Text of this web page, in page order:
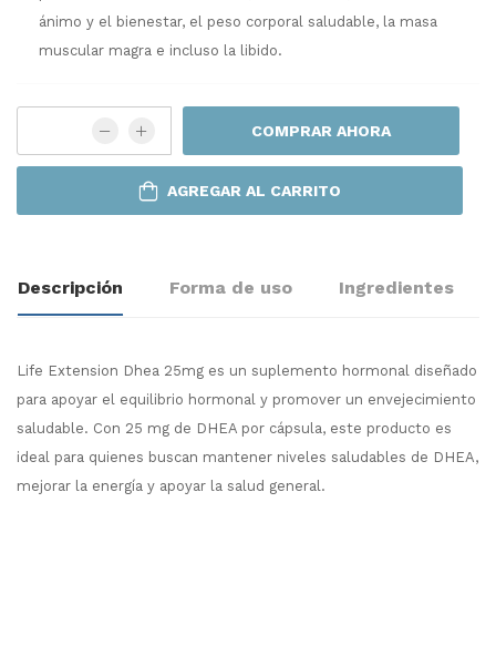
ánimo y el bienestar, el peso corporal saludable, la masa
muscular magra e incluso la libido.
COMPRAR AHORA
AGREGAR AL CARRITO
Descripción Forma de uso Ingredientes
Life Extension Dhea 25mg es un suplemento hormonal diseñado
para apoyar el equilibrio hormonal y promover un envejecimiento
saludable. Con 25 mg de DHEA por cápsula, este producto es
ideal para quienes buscan mantener niveles saludables de DHEA,
mejorar la energía y apoyar la salud general.